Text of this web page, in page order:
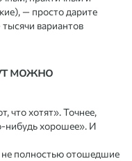
— просто дарите
вариантов
можно
что хотят». Точнее,
нибудь хорошее». И
не полностью отошедшие